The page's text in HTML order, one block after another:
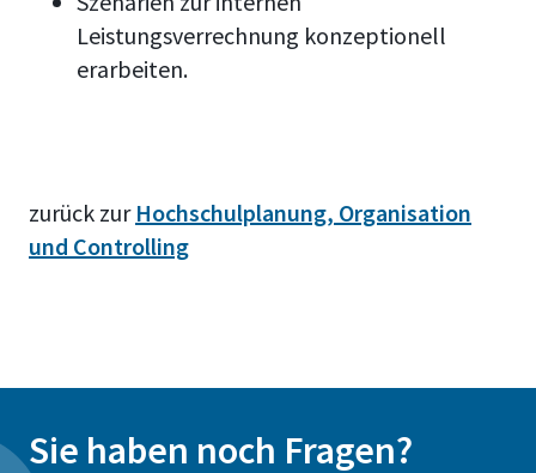
Leistungsverrechnung konzeptionell
erarbeiten.
zurück zur Hochschulplanung, Organisation
und Controlling
Sie haben noch Fragen?